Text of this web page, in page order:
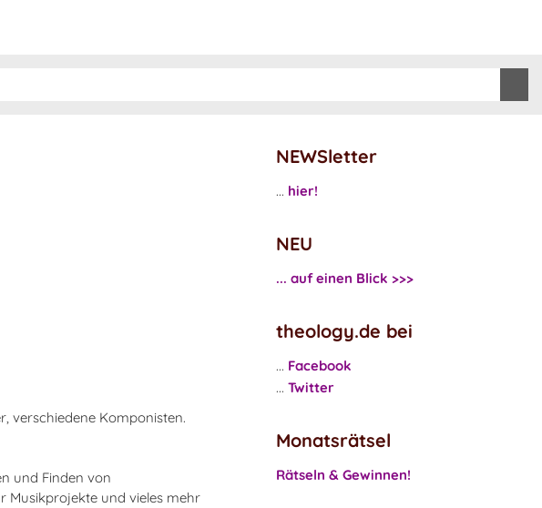
verschiedene Komponisten.
und Finden von
Musikprojekte und vieles mehr
NEWSletter
... hier!
NEU
... auf einen Blick >>>
theology.de bei
... Facebook
... Twitter
Monatsrätsel
Rätseln & Gewinnen!